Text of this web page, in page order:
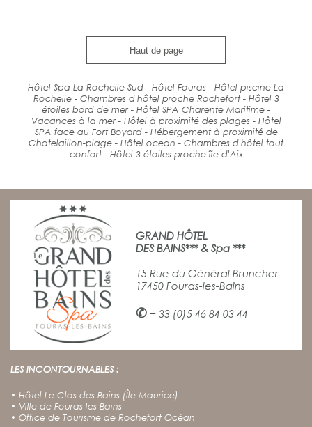
Haut de page
Hôtel Spa La Rochelle Sud - Hôtel Fouras - Hôtel piscine La
Rochelle - Chambres d'hôtel proche Rochefort - Hôtel 3
étoiles bord de mer - Hôtel SPA Charente Maritime -
Vacances à la mer - Hôtel à proximité des plages - Hôtel
SPA face au Fort Boyard - Hébergement à proximité de
Chatelaillon-plage - Hôtel ocean - Chambres d'hôtel tout
confort - Hôtel 3 étoiles proche île d'Aix
GRAND HÔTEL
DES BAINS*** & Spa ***
15 Rue du Général Bruncher
17450 Fouras-les-Bains
✆ + 33 (0)5 46 84 03 44
LES INCONTOURNABLES :
• Hôtel Le Clos des Bains (Île Maurice)
• Ville de Fouras-les-Bains
• Office de Tourisme de Rochefort Océan